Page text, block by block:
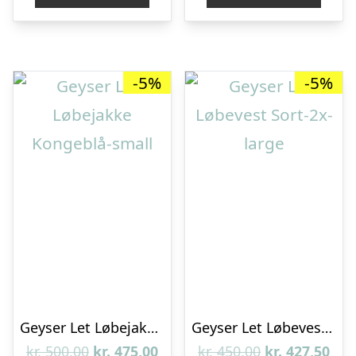
kr. 450,00.kr. 427,50.
kr. 500,00.kr.
-5%
Geyser Let Løbejakke Kongeblå-small
kr.500,00 Den
kr. 475,00Den
-5%
Geyser Let Løbevest Sort-2x-large
kr.450,00 Den
kr. 427,50Den